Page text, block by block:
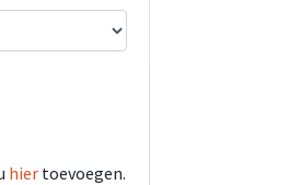
hier toevoegen.